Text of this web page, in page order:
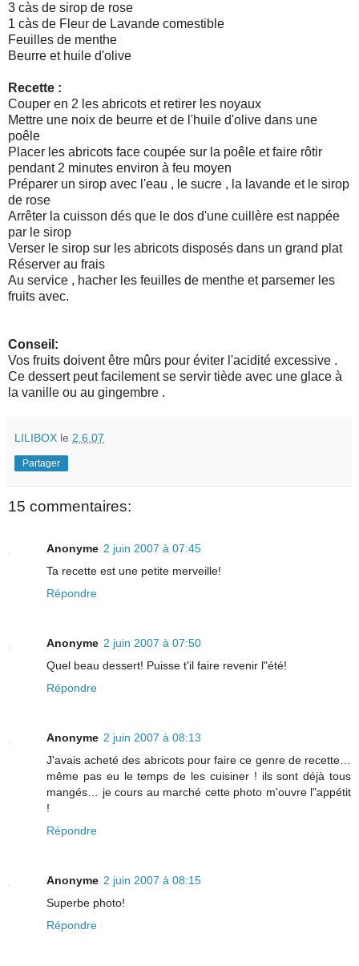
3 càs de sirop de rose
1 càs de Fleur de Lavande comestible
Feuilles de menthe
Beurre et huile d'olive
Recette :
Couper en 2 les abricots et retirer les noyaux
Mettre une noix de beurre et de l'huile d'olive dans une
poêle
Placer les abricots face coupée sur la poêle et faire rôtir
pendant 2 minutes environ à feu moyen
Préparer un sirop avec l'eau , le sucre , la lavande et le sirop
de rose
Arrêter la cuisson dés que le dos d'une cuillère est nappée
par le sirop
Verser le sirop sur les abricots disposés dans un grand plat
Réserver au frais
Au service , hacher les feuilles de menthe et parsemer les
fruits avec.
Conseil:
Vos fruits doivent être mûrs pour éviter l'acidité excessive .
Ce dessert peut facilement se servir tiède avec une glace à
la vanille ou au gingembre .
LILIBOX le 2.6.07
Partager
15 commentaires:
Anonyme 2 juin 2007 à 07:45
Ta recette est une petite merveille!
Répondre
Anonyme 2 juin 2007 à 07:50
Quel beau dessert! Puisse t'il faire revenir l"été!
Répondre
Anonyme 2 juin 2007 à 08:13
J'avais acheté des abricots pour faire ce genre de recette…
même pas eu le temps de les cuisiner ! ils sont déjà tous
mangés… je cours au marché cette photo m'ouvre l"appétit
!
Répondre
Anonyme 2 juin 2007 à 08:15
Superbe photo!
Répondre